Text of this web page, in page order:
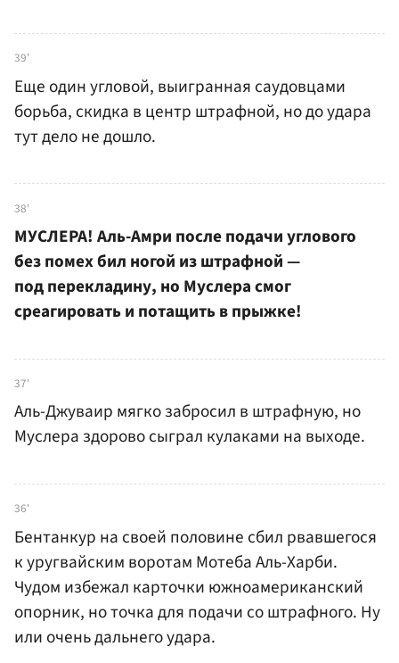
39'
Еще один угловой, выигранная саудовцами
борьба, скидка в центр штрафной, но до удара
тут дело не дошло.
38'
МУСЛЕРА! Аль-Амри после подачи углового
без помех бил ногой из штрафной —
под перекладину, но Муслера смог
среагировать и потащить в прыжке!
37'
Аль-Джуваир мягко забросил в штрафную, но
Муслера здорово сыграл кулаками на выходе.
36'
Бентанкур на своей половине сбил рвавшегося
к уругвайским воротам Мотеба Аль-Харби.
Чудом избежал карточки южноамериканский
опорник, но точка для подачи со штрафного. Ну
или очень дальнего удара.